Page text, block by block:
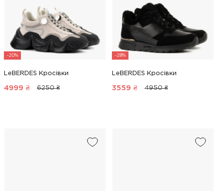
-20%
LeBERDES Кросівки
4999 ₴ 6250 ₴
-28%
LeBERDES Кросівки
3559 ₴ 4950 ₴